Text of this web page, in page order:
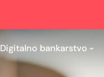
Digitalno bankarstvo